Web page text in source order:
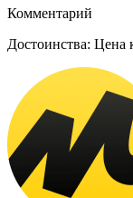
Комментарий
Достоинства: Цена